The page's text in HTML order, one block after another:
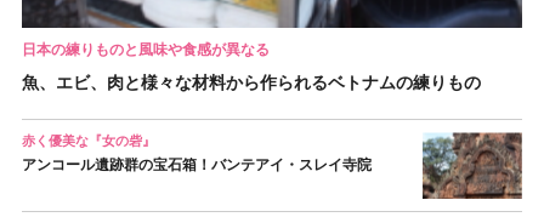
日本の練りものと風味や食感が異なる
魚、エビ、肉と様々な材料から作られるベトナムの練りもの
赤く優美な『女の砦』
アンコール遺跡群の宝石箱！バンテアイ・スレイ寺院